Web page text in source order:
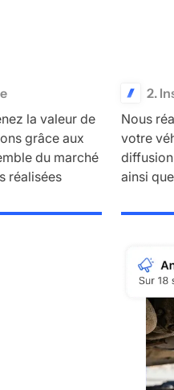
la valeur de
grâce aux
du marché
réalisées
2.
Nous
votre
ainsi